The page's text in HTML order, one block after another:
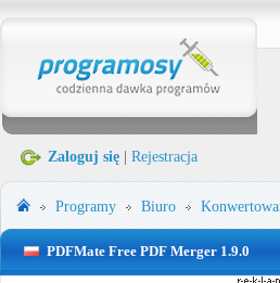
Zaloguj się Rejestracja
Programy Biuro
PDFMate Free PDF Merger 1.9.0